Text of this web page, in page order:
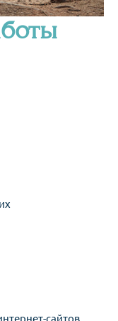
сайтов,